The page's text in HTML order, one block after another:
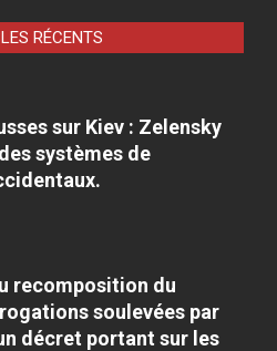
RÉCENTS
sur Kiev : Zelensky
systèmes de
recomposition du
soulevées par
décret portant sur les